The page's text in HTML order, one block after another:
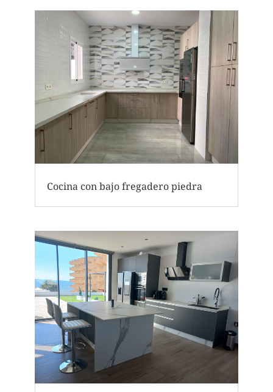
Cocina con bajo fregadero piedra